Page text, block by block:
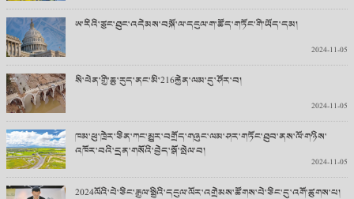
ཨ་རིའི་ཙུང་ཐུང་འདེམས་བསྐོ་ལ་དངུལ་ག་ཚོད་གཏོང་གི་ཡོད་དམ།
2024-11-05
སི་ཕེན་གྱི་ཆུ་རུད་ནང་མི་216རྐྱེན་ལམ་དུ་ཤོར་བ།
2024-11-05
ཁམ་ཕུ་ཁྲེར་ཅིན་ཀང་མྱུར་བགྲོད་གཞུང་ལམ་ཤར་གཏོང་ཐུབ་ནས་ལོ་གཉིས་
འཁོར་བའི་དྲན་གསོའི་བྱེད་སྒོ་སྤེལ་བ།
2024-11-05
2024ལོའི་པེ་ཅིང་རྒྱལ་སྤྱིའི་དངུལ་ལོར་འགྲེམས་ཚོགས་པེ་ཅིང་དུ་འགོ་ཚུགས་པ།